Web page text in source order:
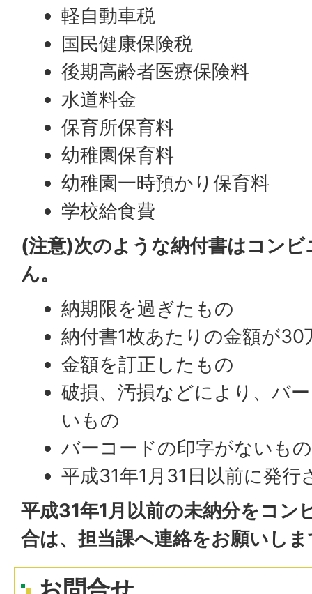
軽自動車税
国民健康保険税
後期高齢者医療保険料
水道料金
保育所保育料
幼稚園保育料
幼稚園一時預かり保育料
学校給食費
(注意)次のような納付書はコン
ん。
納期限を過ぎたもの
納付書1枚あたりの金額が
金額を訂正したもの
破損、汚損などにより、バ
いもの
バーコードの印字がないもの
平成31年1月31日以前に発行
平成31年1月以前の未納分をコン
合は、担当課へ連絡をお願いし